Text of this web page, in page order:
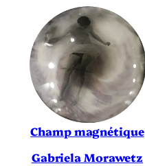
Champ magnétique
Gabriela Morawetz